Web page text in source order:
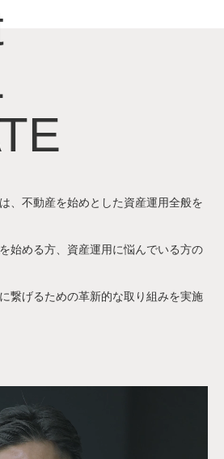
、不動産を始めとした資産運用全般を
始める方、資産運用に悩んでいる方の
繋げるための革新的な取り組みを実施